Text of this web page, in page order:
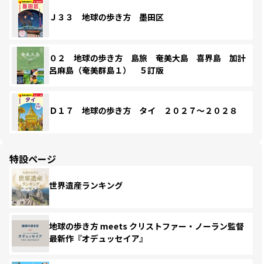
Ｊ３３ 地球の歩き方 墨田区
０２ 地球の歩き方 島旅 奄美大島 喜界島 加計
呂麻島（奄美群島１） ５訂版
Ｄ１７ 地球の歩き方 タイ ２０２７～２０２８
特設ページ
世界遺産ランキング
地球の歩き方 meets クリストファー・ノーラン監督
最新作『オデュッセイア』